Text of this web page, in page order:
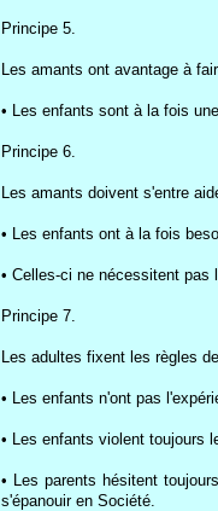
Principe 5.
Les amants ont avantage à
• Les enfants sont à la fois
Principe 6.
Les amants doivent s'entre
• Les enfants ont à la fois
• Celles-ci ne nécessitent pas
Principe 7.
Les adultes fixent les règles
• Les enfants n'ont pas
• Les enfants violent toujours
• Les parents hésitent
s'épanouir en Société.